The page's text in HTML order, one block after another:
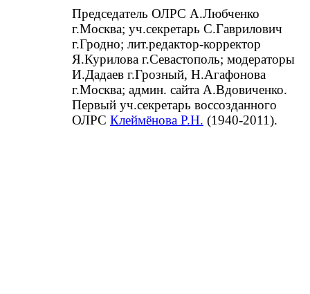
Председатель ОЛРС А.Любченко
г.Москва; уч.секретарь С.Гаврилович
г.Гродно; лит.редактор-корректор
Я.Курилова г.Севастополь; модераторы
И.Дадаев г.Грозный, Н.Агафонова
г.Москва; админ. сайта А.Вдовиченко.
Первый уч.секретарь воссозданного
ОЛРС Клеймёнова Р.Н. (1940-2011).